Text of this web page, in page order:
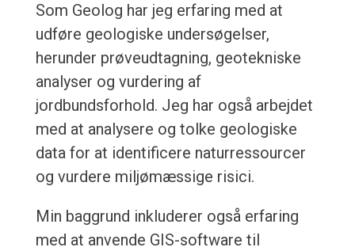
Som Geolog har jeg erfaring med at
udføre geologiske undersøgelser,
herunder prøveudtagning, geotekniske
analyser og vurdering af
jordbundsforhold. Jeg har også arbejdet
med at analysere og tolke geologiske
data for at identificere naturressourcer
og vurdere miljømæssige risici.
Min baggrund inkluderer også erfaring
med at anvende GIS-software til